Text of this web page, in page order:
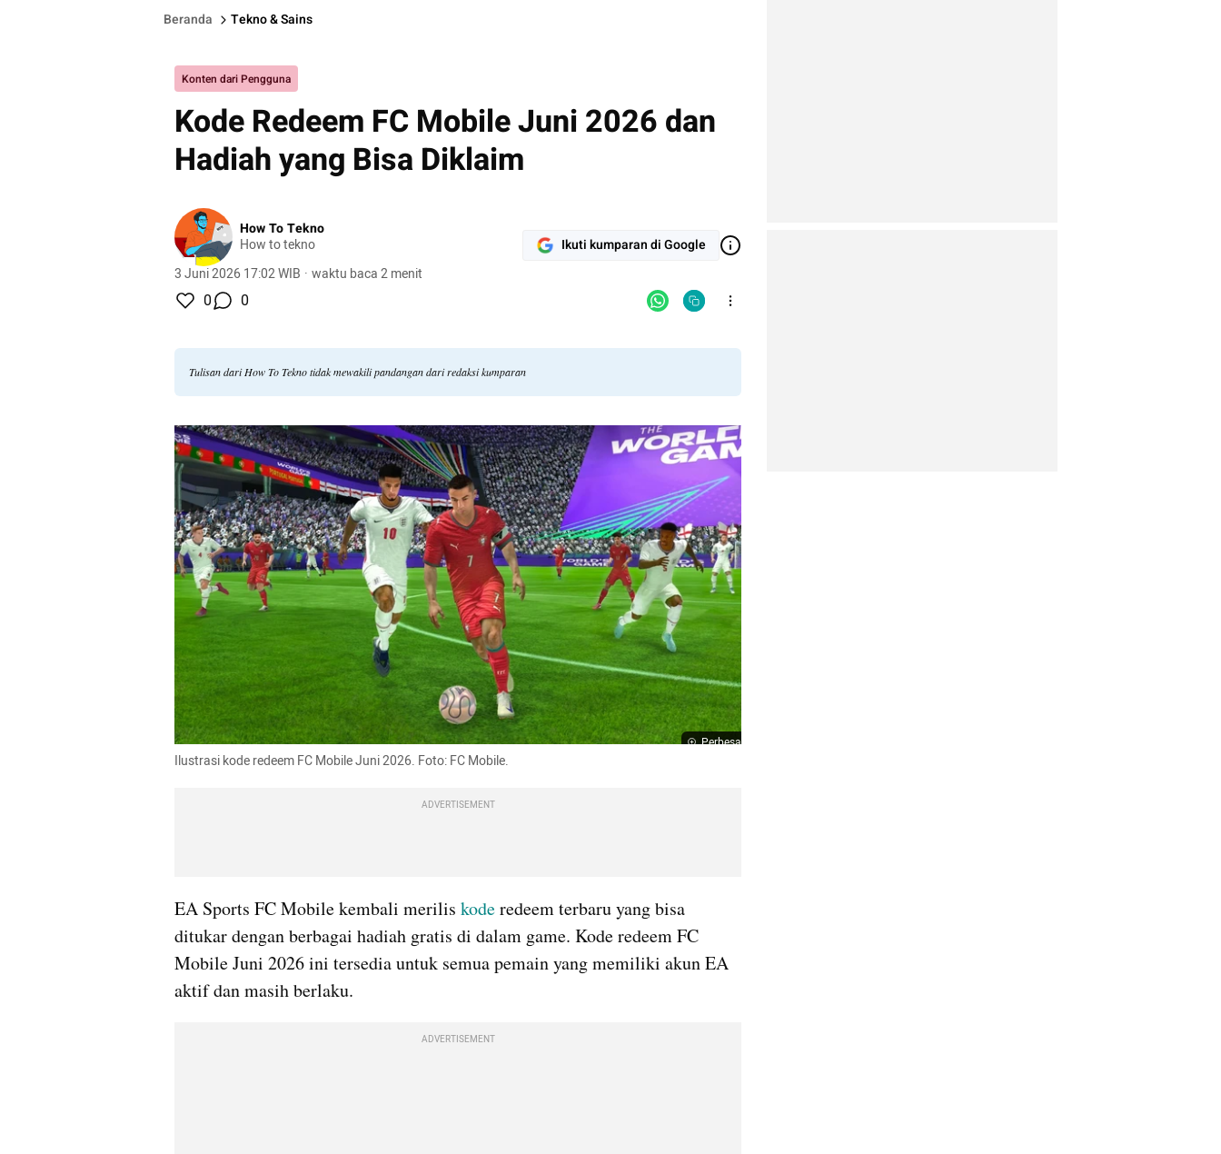
Beranda Tekno & Sains
Konten dari Pengguna
Kode Redeem FC Mobile Juni 2026 dan
Hadiah yang Bisa Diklaim
How To Tekno
How to tekno
3 Juni 2026 17:02 WIB · waktu baca 2 menit
Ikuti kumparan di Google
0 0
Tulisan dari How To Tekno tidak mewakili pandangan dari redaksi kumparan
Perbesar
Ilustrasi kode redeem FC Mobile Juni 2026. Foto: FC Mobile.
ADVERTISEMENT
EA Sports FC Mobile kembali merilis kode redeem terbaru yang bisa
ditukar dengan berbagai hadiah gratis di dalam game. Kode redeem FC
Mobile Juni 2026 ini tersedia untuk semua pemain yang memiliki akun EA
aktif dan masih berlaku.
ADVERTISEMENT